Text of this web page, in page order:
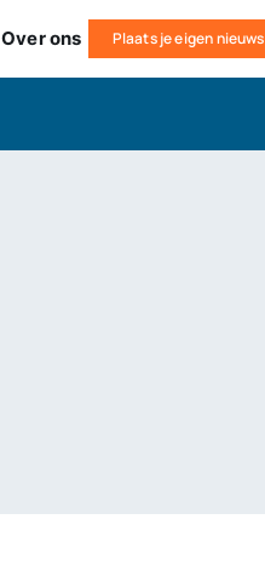
Over ons Plaats je eigen nieuws